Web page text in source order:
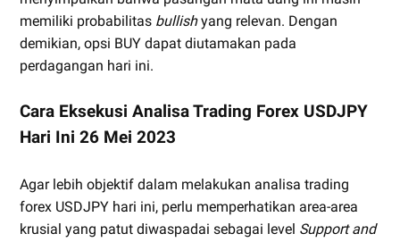
memiliki probabilitas bullishyang relevan. Dengan
demikian, opsi BUY dapat diutamakan pada
perdagangan hari ini.
Cara Eksekusi Analisa Trading Forex USDJPY
Hari Ini 26 Mei 2023
Agar lebih objektif dalam melakukan analisa trading
forex USDJPY hari ini, perlu memperhatikan area-area
krusial yang patut diwaspadai sebagai level Support and